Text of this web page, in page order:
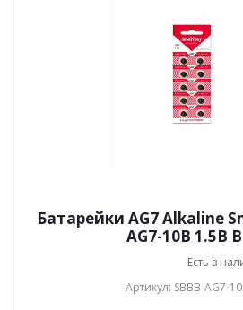
Батарейки AG7 Alkaline
AG7-10B 1.5В
Есть в
Артикул: SBBB-AG7-